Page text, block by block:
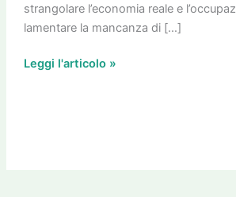
strangolare l’economia reale e
lamentare la mancanza di […]
Leggi l'articolo »